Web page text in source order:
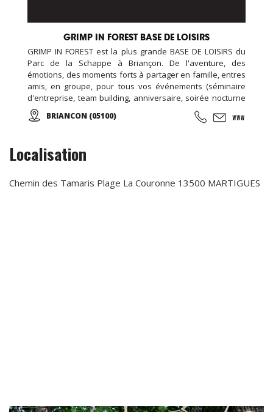
GRIMP IN FOREST BASE DE LOISIRS
GRIMP IN FOREST est la plus grande BASE DE LOISIRS du
Parc de la Schappe à Briançon. De l'aventure, des
émotions, des moments forts à partager en famille, entres
amis, en groupe, pour tous vos événements (séminaire
d'entreprise, team building, anniversaire, soirée nocturne
privative, EVG, EVJF...). Ouverte toute l'année, de multiples
activités vous sont proposées : Accrobranche, Paintball,
aux trésors (chasse aux indices), Biathlon...
BRIANCON (05100)
Localisation
Chemin des Tamaris Plage La Couronne 13500 MARTIGUES